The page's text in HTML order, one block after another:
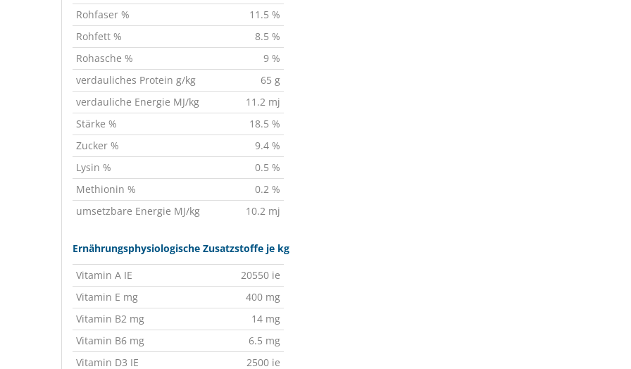
Rohfaser %
11.5 %
Rohfett %
8.5 %
Rohasche %
9 %
verdauliches Protein g/kg
65 g
verdauliche Energie MJ/kg
11.2 mj
Stärke %
18.5 %
Zucker %
9.4 %
Lysin %
0.5 %
Methionin %
0.2 %
umsetzbare Energie MJ/kg
10.2 mj
Ernährungsphysiologische Zusatzstoffe je kg
Vitamin A IE
20550 ie
Vitamin E mg
400 mg
Vitamin B2 mg
14 mg
Vitamin B6 mg
6.5 mg
Vitamin D3 IE
2500 ie